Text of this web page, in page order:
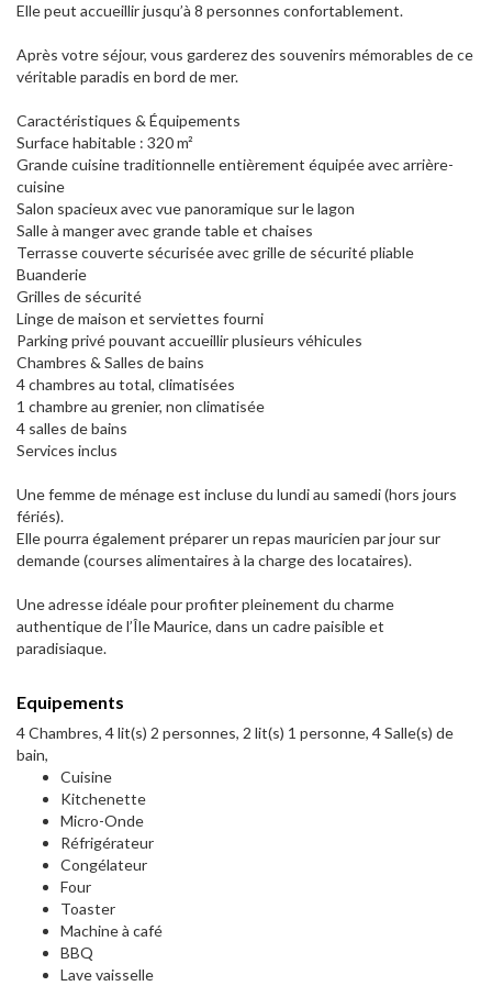
Elle peut accueillir jusqu’à 8 personnes confortablement.
Après votre séjour, vous garderez des souvenirs mémorables de ce
véritable paradis en bord de mer.
Caractéristiques & Équipements
Surface habitable : 320 m²
Grande cuisine traditionnelle entièrement équipée avec arrière-
cuisine
Salon spacieux avec vue panoramique sur le lagon
Salle à manger avec grande table et chaises
Terrasse couverte sécurisée avec grille de sécurité pliable
Buanderie
Grilles de sécurité
Linge de maison et serviettes fourni
Parking privé pouvant accueillir plusieurs véhicules
Chambres & Salles de bains
4 chambres au total, climatisées
1 chambre au grenier, non climatisée
4 salles de bains
Services inclus
Une femme de ménage est incluse du lundi au samedi (hors jours
fériés).
Elle pourra également préparer un repas mauricien par jour sur
demande (courses alimentaires à la charge des locataires).
Une adresse idéale pour profiter pleinement du charme
authentique de l’Île Maurice, dans un cadre paisible et
paradisiaque.
Equipements
4 Chambres, 4 lit(s) 2 personnes, 2 lit(s) 1 personne, 4 Salle(s) de
bain,
Cuisine
Kitchenette
Micro-Onde
Réfrigérateur
Congélateur
Four
Toaster
Machine à café
BBQ
Lave vaisselle